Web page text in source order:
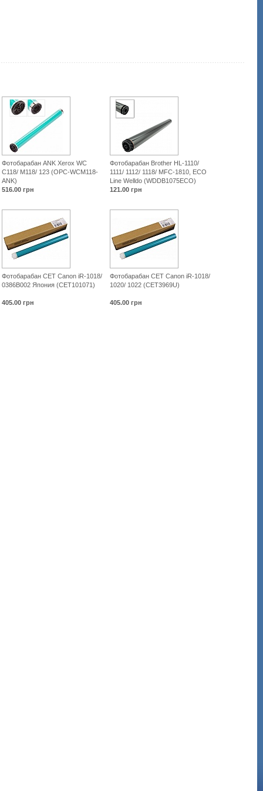
Фотобарабан ANK Xerox WC
C118/ M118/ 123 (OPC-WCM118-
ANK)
Фотобарабан Brother HL-1110/
1111/ 1112/ 1118/ MFC-1810, ECO
Line Welldo (WDDB1075ECO)
516.00 грн 121.00 грн
Фотобарабан CET Canon iR-1018/
0386B002 Япония (CET101071)
Фотобарабан CET Canon iR-1018/
1020/ 1022 (CET3969U)
405.00 грн 405.00 грн